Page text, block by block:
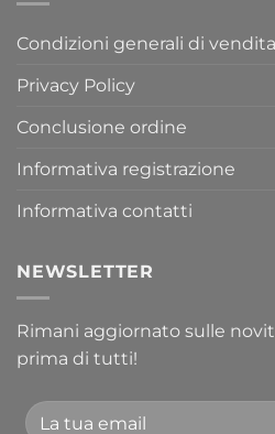
Condizioni generali di vendita
Privacy Policy
Conclusione ordine
Informativa registrazione
Informativa contatti
NEWSLETTER
Rimani aggiornato sulle
prima di tutti!